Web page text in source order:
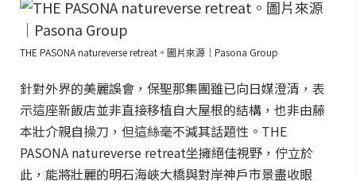
THE PASONA natureverse retreat。圖片來源｜Pasona Group
針對外界的美麗誤會，保聖那集團雖已向日媒澄清，表
示這座新飯店並非直接移植自大屋根的結構，也非由藤
本壯介親自操刀，但這絲毫不減其話題性。THE
PASONA natureverse retreat坐擁絕佳視野，佇立於
此，能將壯麗的明石海峽大橋與對岸神戶市景盡收眼